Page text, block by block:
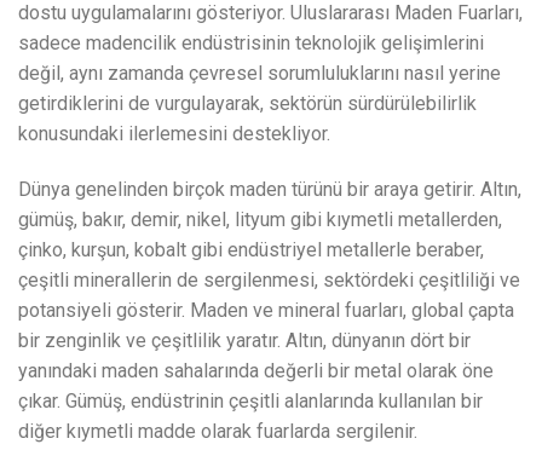
dostu uygulamalarını gösteriyor. Uluslararası Maden Fuarları,
sadece madencilik endüstrisinin teknolojik gelişimlerini
değil, aynı zamanda çevresel sorumluluklarını nasıl yerine
getirdiklerini de vurgulayarak, sektörün sürdürülebilirlik
konusundaki ilerlemesini destekliyor.
Dünya genelinden birçok maden türünü bir araya getirir. Altın,
gümüş, bakır, demir, nikel, lityum gibi kıymetli metallerden,
çinko, kurşun, kobalt gibi endüstriyel metallerle beraber,
çeşitli minerallerin de sergilenmesi, sektördeki çeşitliliği ve
potansiyeli gösterir. Maden ve mineral fuarları, global çapta
bir zenginlik ve çeşitlilik yaratır. Altın, dünyanın dört bir
yanındaki maden sahalarında değerli bir metal olarak öne
çıkar. Gümüş, endüstrinin çeşitli alanlarında kullanılan bir
diğer kıymetli madde olarak fuarlarda sergilenir.